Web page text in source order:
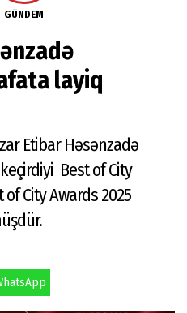
Foto
Etkinlikler
GÜNDEM
layiq
Etibar Həsənzadə
Best of City
City Awards 2025